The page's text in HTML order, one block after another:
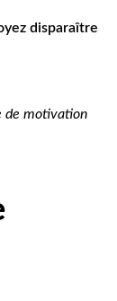
disparaître
de motivation